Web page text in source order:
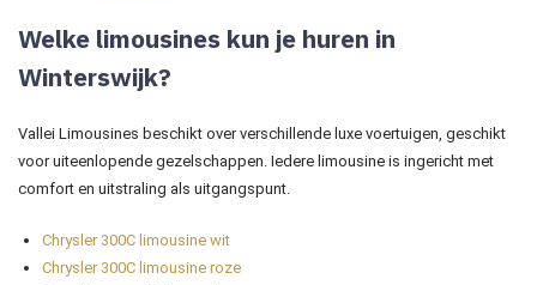
Welke limousines kun je huren in
Winterswijk?
Vallei Limousines beschikt over verschillende luxe voertuigen, geschikt
voor uiteenlopende gezelschappen. Iedere limousine is ingericht met
comfort en uitstraling als uitgangspunt.
Chrysler 300C limousine wit
Chrysler 300C limousine roze